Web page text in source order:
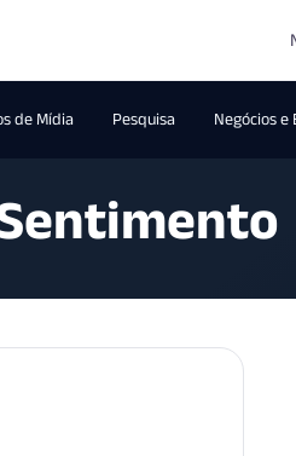
de Mídia Pesquisa Negócios